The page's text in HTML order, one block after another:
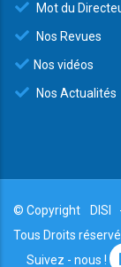
Mot du
Nos Revues
Nos vidéos
Nos Actualités
© Copyright DISI
Tous Droits
Suivez - nous !